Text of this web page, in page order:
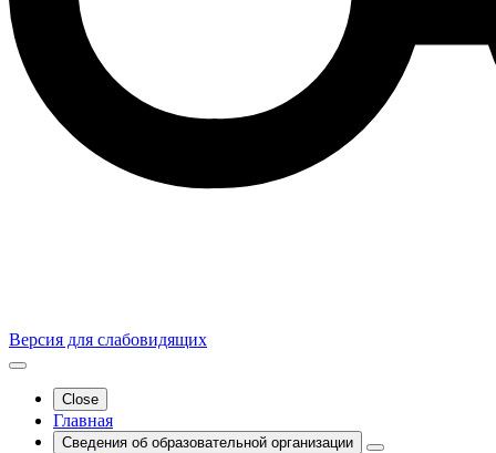
Версия для слабовидящих
Close
Главная
Сведения об образовательной организации